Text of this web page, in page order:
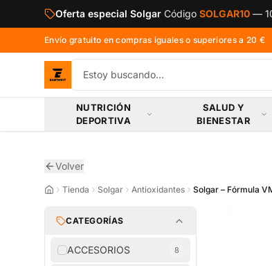
Saltar al contenido principal
Oferta especial Solgar Código SOLGAR10 —
Envío gratuito en compras iguales o superiores a 20 €
NUTRICIÓN
DEPORTIVA
SALUD Y
BIENESTAR
Volver
Tienda Solgar Antioxidantes Solgar – Fórmula
CATEGORÍAS
ACCESORIOS 8